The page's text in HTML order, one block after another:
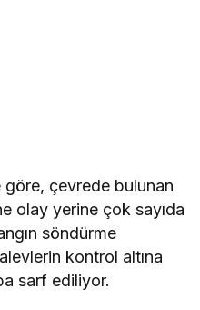
göre, çevrede bulunan
olay yerine çok sayıda
söndürme
kontrol altına
sarf ediliyor.